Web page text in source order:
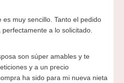
es muy sencillo. Tanto el pedido
a lo solicitado.
son súper amables y te
y a un precio
ha sido para mi nueva nieta